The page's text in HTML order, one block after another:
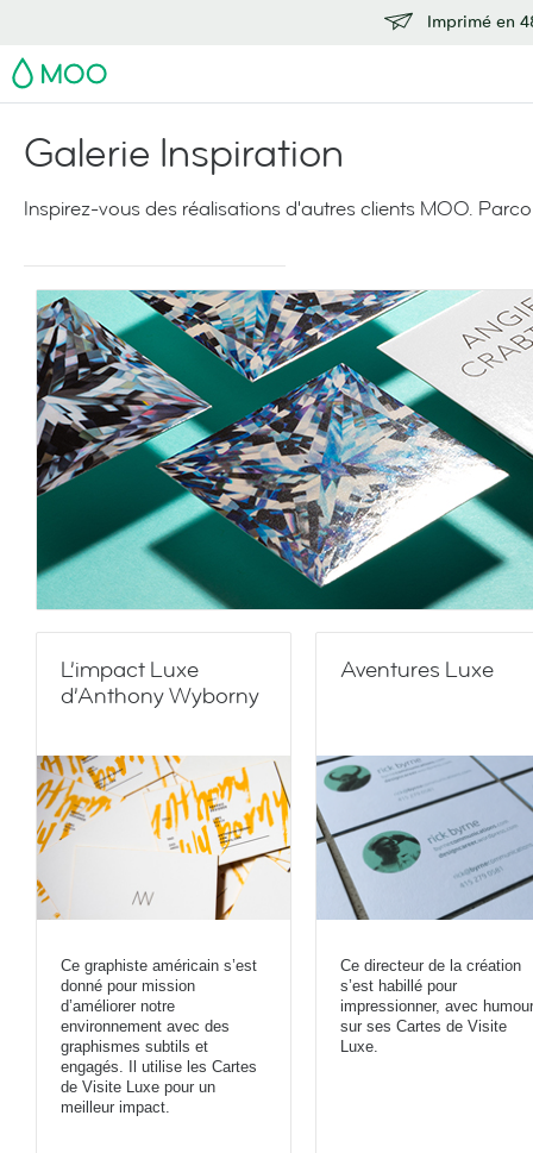
Imprimé en
MOO
Galerie Inspiration
Inspirez-vous des réalisations d'autres clients MOO.
L’impact Luxe
d’Anthony Wyborny
Ce graphiste américain s’est
donné pour mission
d’améliorer notre
environnement avec des
graphismes subtils et
engagés. Il utilise les Cartes
de Visite Luxe pour un
meilleur impact.
Aventures Luxe
Ce directeur de la création
s’est habillé pour
impressionner, avec
sur ses Cartes de Visite
Luxe.